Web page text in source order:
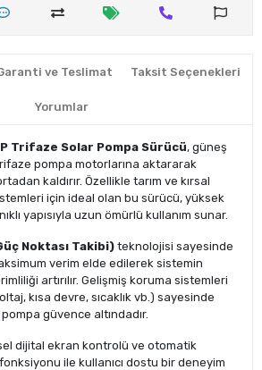
ve Teslimat Taksit Seçenekleri
Yorumlar
Trifaze Solar Pompa Sürücü, güneş
pompa motorlarına aktararak
kaldırır. Özellikle tarım ve kırsal
için ideal olan bu sürücü, yüksek
yapısıyla uzun ömürlü kullanım sunar.
Noktası Takibi) teknolojisi sayesinde
verim elde edilerek sistemin
artırılır. Gelişmiş koruma sistemleri
kısa devre, sıcaklık vb.) sayesinde
güvence altındadır.
dijital ekran kontrolü ve otomatik
ile kullanıcı dostu bir deneyim